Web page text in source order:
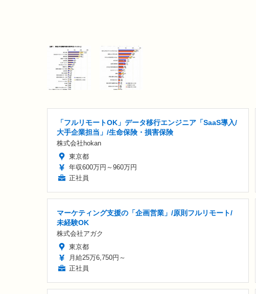
「フルリモートOK」データ移行エンジニア「SaaS導入/
大手企業担当」/生命保険・損害保険
株式会社hokan
東京都
年収600万円～960万円
正社員
マーケティング支援の「企画営業」/原則フルリモート/
未経験OK
株式会社アガク
東京都
月給25万6,750円～
正社員